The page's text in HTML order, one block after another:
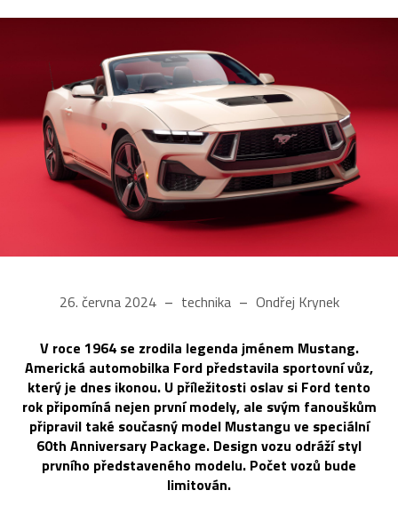
26. června 2024 technika Ondřej Krynek
V roce 1964 se zrodila legenda jménem Mustang.
Americká automobilka Ford představila sportovní vůz,
který je dnes ikonou. U příležitosti oslav si Ford tento
rok připomíná nejen první modely, ale svým fanouškům
připravil také současný model Mustangu ve speciální
60th Anniversary Package. Design vozu odráží styl
prvního představeného modelu. Počet vozů bude
limitován.